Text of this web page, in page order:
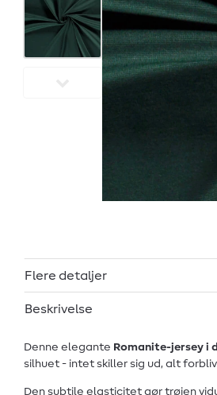
Flere detaljer
Beskrivelse
Denne elegante Romanite-jersey i
silhuet - intet skiller sig ud, alt
Den subtile elasticitet gør trøjen